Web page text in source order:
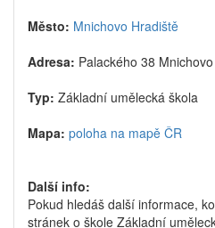
Město: Mnichovo Hradiště
Adresa: Palackého 38
Typ: Základní umělecká škola
Mapa: poloha na mapě ČR
Další info:
Pokud hledáš další informace,
stránek o škole Základní